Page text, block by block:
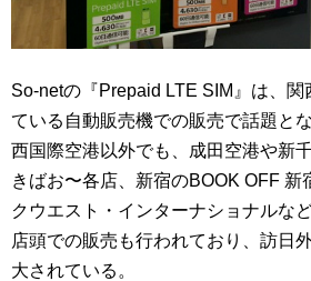
So-netの『Prepaid LTE SIM』は、
ている自動販売機での販売で話題と
西国際空港以外でも、成田空港や新
きばお〜各店、新宿のBOOK OFF 新
クウエスト・インターナショナルな
店頭での販売も行われており、訪日
大されている。